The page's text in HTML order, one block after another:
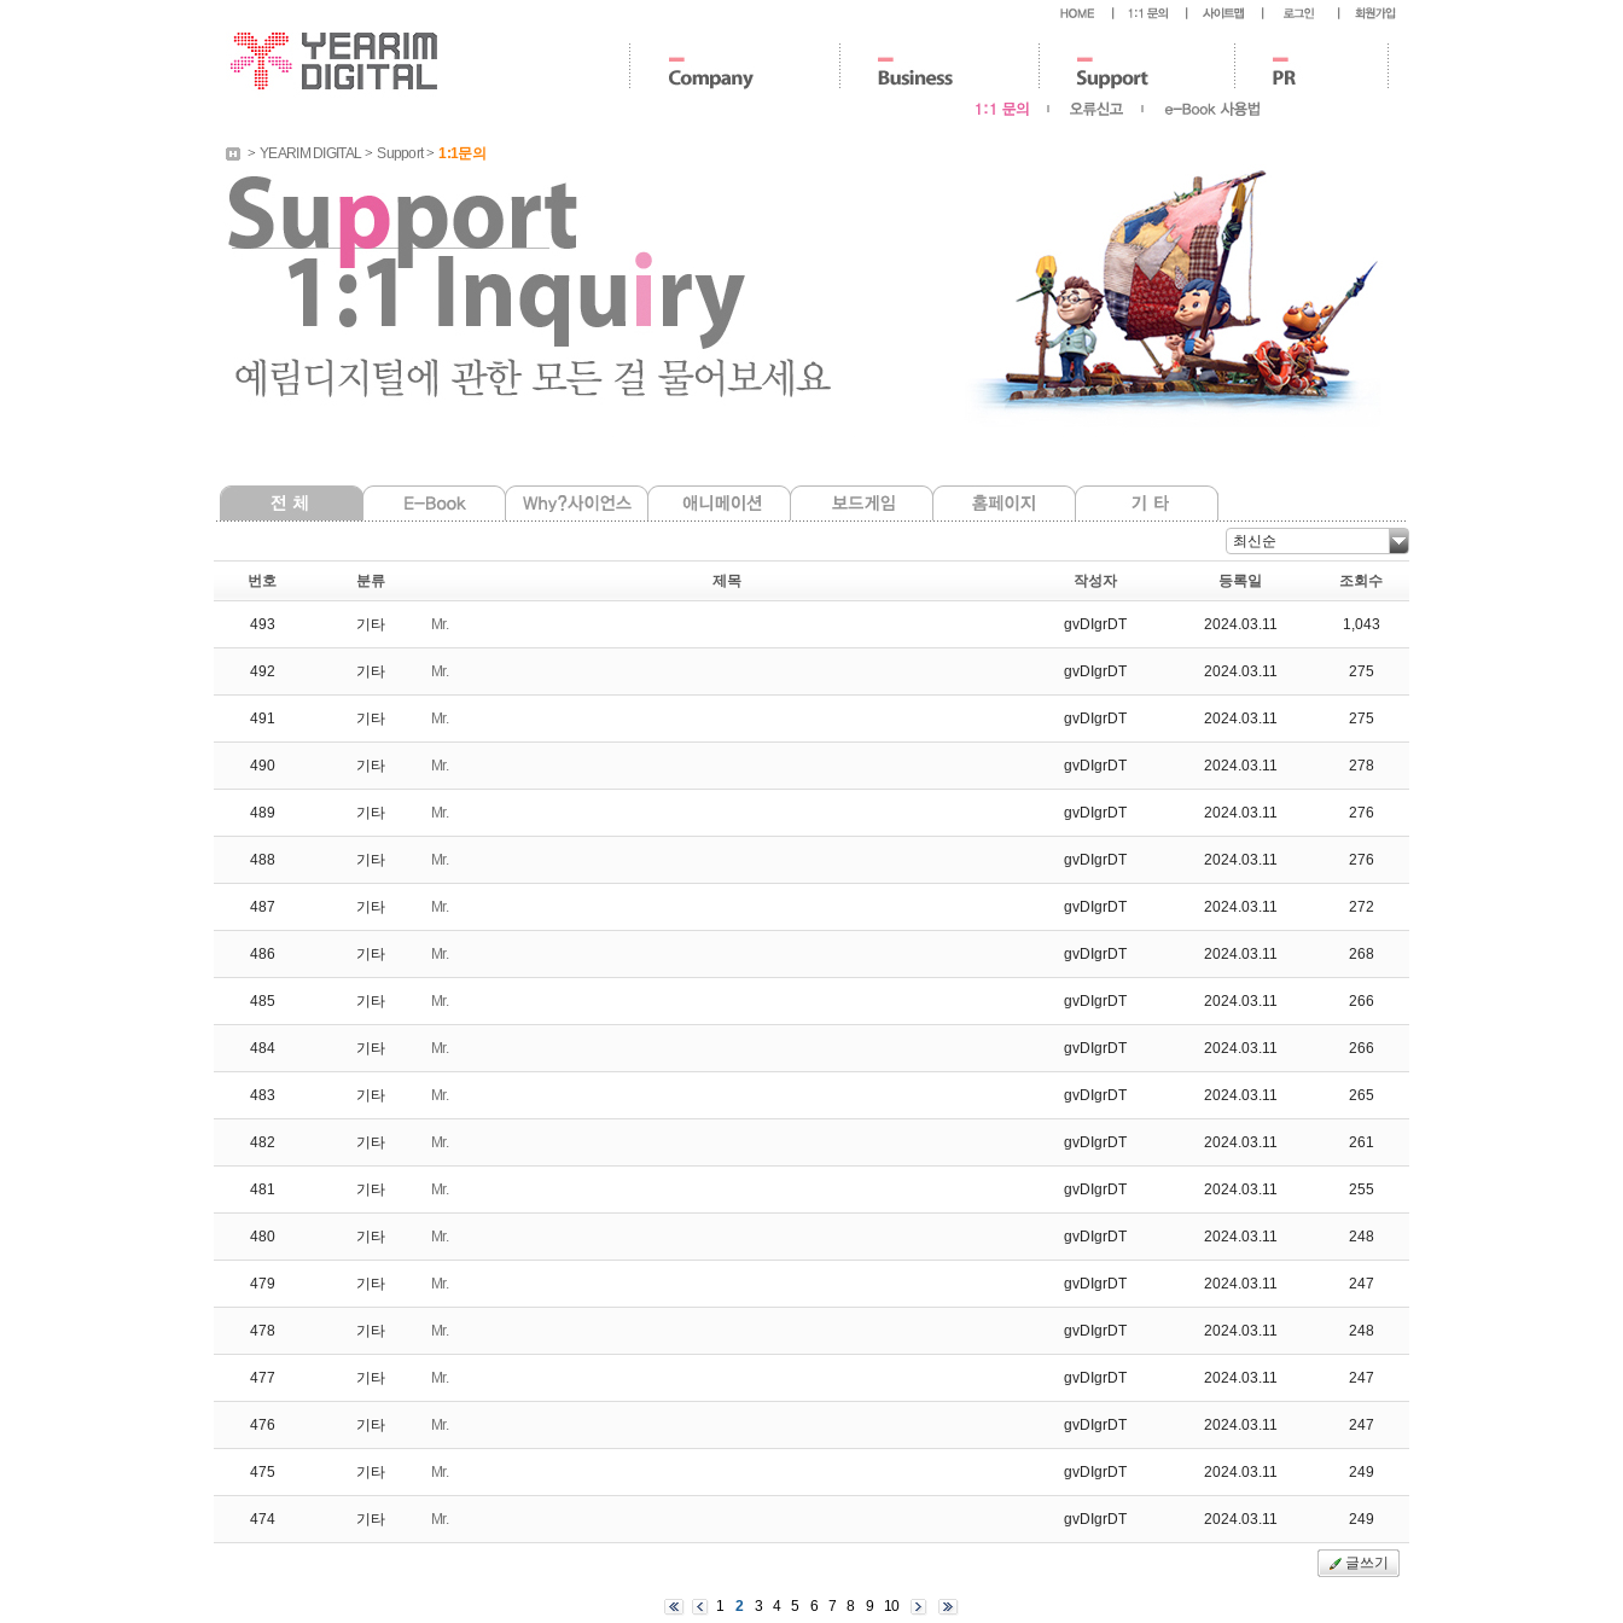
> YEARIM DIGITAL>Support>1:1문의
최신순
번호 분류 제목 작성자 등록일 조회수
493 기타 Mr. gvDIgrDT 2024.03.11 1,043
492 기타 Mr. gvDIgrDT 2024.03.11 275
491 기타 Mr. gvDIgrDT 2024.03.11 275
490 기타 Mr. gvDIgrDT 2024.03.11 278
489 기타 Mr. gvDIgrDT 2024.03.11 276
488 기타 Mr. gvDIgrDT 2024.03.11 276
487 기타 Mr. gvDIgrDT 2024.03.11 272
486 기타 Mr. gvDIgrDT 2024.03.11 268
485 기타 Mr. gvDIgrDT 2024.03.11 266
484 기타 Mr. gvDIgrDT 2024.03.11 266
483 기타 Mr. gvDIgrDT 2024.03.11 265
482 기타 Mr. gvDIgrDT 2024.03.11 261
481 기타 Mr. gvDIgrDT 2024.03.11 255
480 기타 Mr. gvDIgrDT 2024.03.11 248
479 기타 Mr. gvDIgrDT 2024.03.11 247
478 기타 Mr. gvDIgrDT 2024.03.11 248
477 기타 Mr. gvDIgrDT 2024.03.11 247
476 기타 Mr. gvDIgrDT 2024.03.11 247
475 기타 Mr. gvDIgrDT 2024.03.11 249
474 기타 Mr. gvDIgrDT 2024.03.11 249
글쓰기
1 2 3 4 5 6 7 8 9 10